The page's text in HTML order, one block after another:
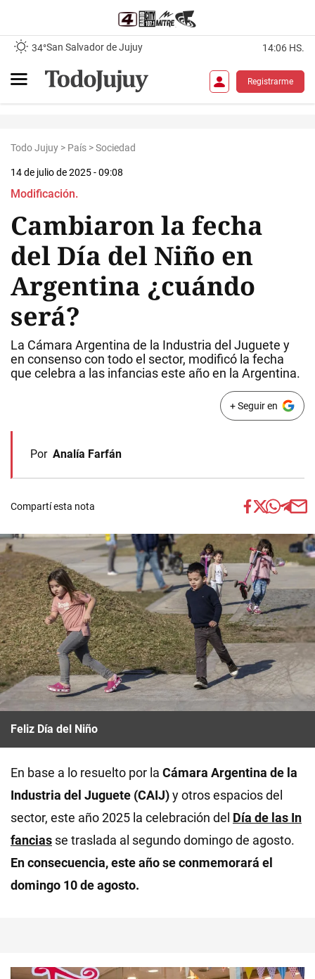
34°San Salvador de Jujuy 14:06 HS.
Registrarme
Todo Jujuy > País >Sociedad
14 de julio de 2025 - 09:08
Modificación.
Cambiaron la fecha
del Día del Niño en
Argentina ¿cuándo
será?
La Cámara Argentina de la Industria del Juguete y
en consenso con todo el sector, modificó la fecha
que celebra a las infancias este año en la Argentina.
+ Seguir en
Por Analía Farfán
Compartí esta nota
Feliz Día del Niño
En base a lo resuelto por la Cámara Argentina de la
Industria del Juguete (CAIJ)y otros espacios del
sector, este año 2025 la celebración del Día de las In
fancias se traslada al segundo domingo de agosto.
En consecuencia, este año se conmemorará el
domingo 10 de agosto.